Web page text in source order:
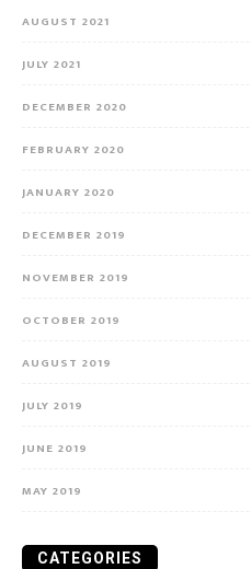
AUGUST 2021
JULY 2021
DECEMBER 2020
FEBRUARY 2020
JANUARY 2020
DECEMBER 2019
NOVEMBER 2019
OCTOBER 2019
AUGUST 2019
JULY 2019
JUNE 2019
MAY 2019
CATEGORIES